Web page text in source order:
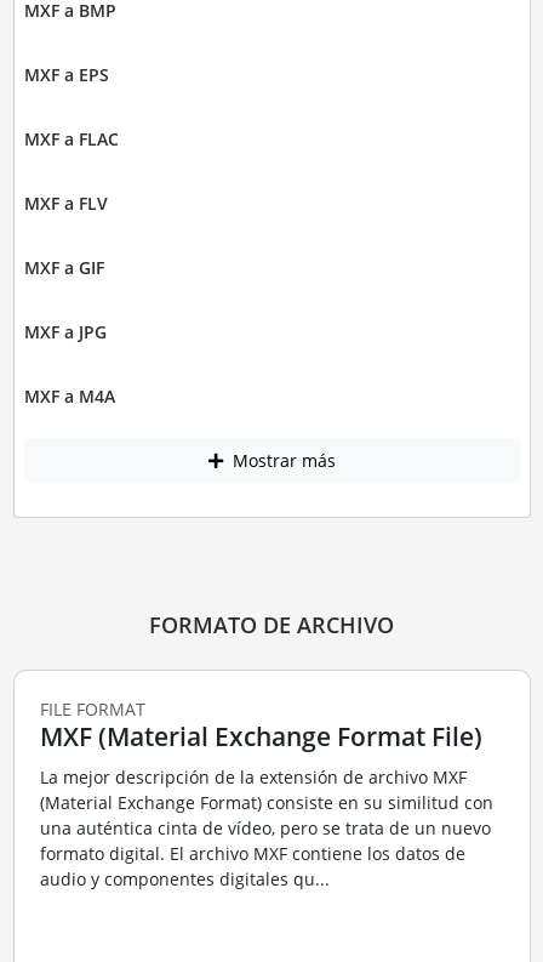
MXF a BMP
MXF a EPS
MXF a FLAC
MXF a FLV
MXF a GIF
MXF a JPG
MXF a M4A
Mostrar más
FORMATO DE ARCHIVO
FILE FORMAT
MXF (Material Exchange Format File)
La mejor descripción de la extensión de archivo MXF
(Material Exchange Format) consiste en su similitud con
una auténtica cinta de vídeo, pero se trata de un nuevo
formato digital. El archivo MXF contiene los datos de
audio y componentes digitales qu...